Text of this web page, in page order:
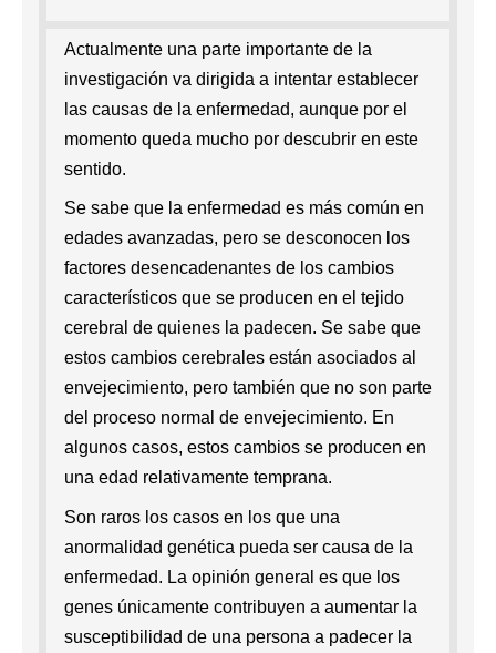
Actualmente una parte importante de la
investigación va dirigida a intentar establecer
las causas de la enfermedad, aunque por el
momento queda mucho por descubrir en este
sentido.
Se sabe que la enfermedad es más común en
edades avanzadas, pero se desconocen los
factores desencadenantes de los cambios
característicos que se producen en el tejido
cerebral de quienes la padecen. Se sabe que
estos cambios cerebrales están asociados al
envejecimiento, pero también que no son parte
del proceso normal de envejecimiento. En
algunos casos, estos cambios se producen en
una edad relativamente temprana.
Son raros los casos en los que una
anormalidad genética pueda ser causa de la
enfermedad. La opinión general es que los
genes únicamente contribuyen a aumentar la
susceptibilidad de una persona a padecer la